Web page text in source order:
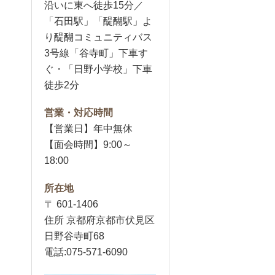
沿いに東へ徒歩15分／
「石田駅」「醍醐駅」よ
り醍醐コミュニティバス
3号線「谷寺町」下車す
ぐ・「日野小学校」下車
徒歩2分
営業・対応時間
【営業日】年中無休
【面会時間】9:00～
18:00
所在地
〒 601-1406
住所 京都府京都市伏見区
日野谷寺町68
電話:075-571-6090